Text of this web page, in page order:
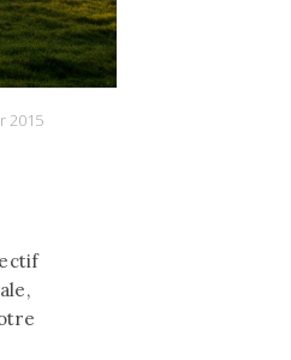
2015